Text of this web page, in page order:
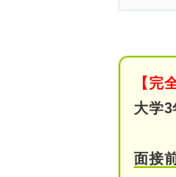
【完
大学3
面接